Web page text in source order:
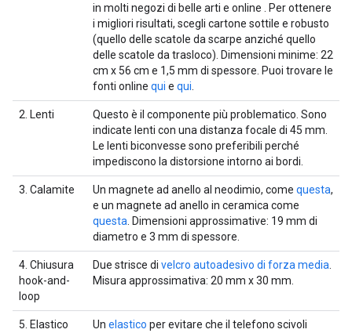
in molti negozi di belle arti e online . Per ottenere
i migliori risultati, scegli cartone sottile e robusto
(quello delle scatole da scarpe anziché quello
delle scatole da trasloco). Dimensioni minime: 22
cm x 56 cm e 1,5 mm di spessore. Puoi trovare le
fonti online qui e qui.
2. Lenti
Questo è il componente più problematico. Sono
indicate lenti con una distanza focale di 45 mm.
Le lenti biconvesse sono preferibili perché
impediscono la distorsione intorno ai bordi.
3. Calamite Un magnete ad anello al neodimio, come questa,
e un magnete ad anello in ceramica come
questa. Dimensioni approssimative: 19 mm di
diametro e 3 mm di spessore.
4. Chiusura
hook-and-
loop
Due strisce di velcro autoadesivo di forza media.
Misura approssimativa: 20 mm x 30 mm.
5. Elastico Un elastico per evitare che il telefono scivoli